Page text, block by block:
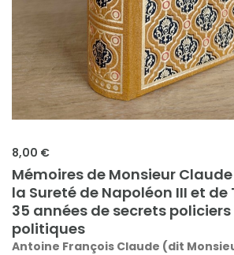
8,00 €
Mémoires de Monsieur
la Sureté de Napoléon III et
35 années de secrets
politiques
Antoine François Claude (dit